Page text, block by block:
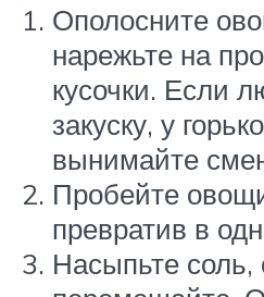
Ополосните
нарежьте на
кусочки. Если
закуску, у
вынимайте
Пробейте
превратив в
Насыпьте соль,